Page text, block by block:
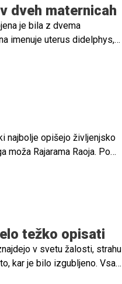
dveh maternicah
je bila z dvema
imenuje uterus didelphys,
najbolje opišejo življenjsko
moža Rajarama Raoja. Po
težko opisati
v svetu žalosti, strahu
kar je bilo izgubljeno. Vsak